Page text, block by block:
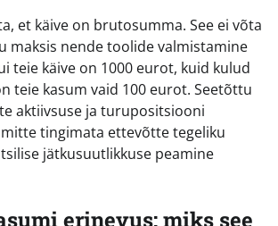
et käive on brutosumma. See ei võta
maksis nende toolide valmistamine
teie käive on 1000 eurot, kuid kulud
teie kasum vaid 100 eurot. Seetõttu
aktiivsuse ja turupositsiooni
tingimata ettevõtte tegeliku
jätkusuutlikkuse peamine
erinevus: miks see